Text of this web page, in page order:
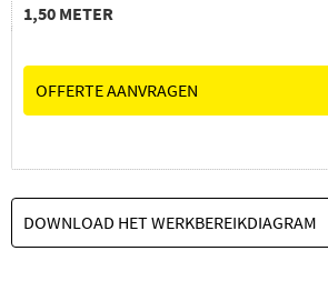
1,50 METER
OFFERTE AANVRAGEN
DOWNLOAD HET WERKBEREIKDIAGRAM